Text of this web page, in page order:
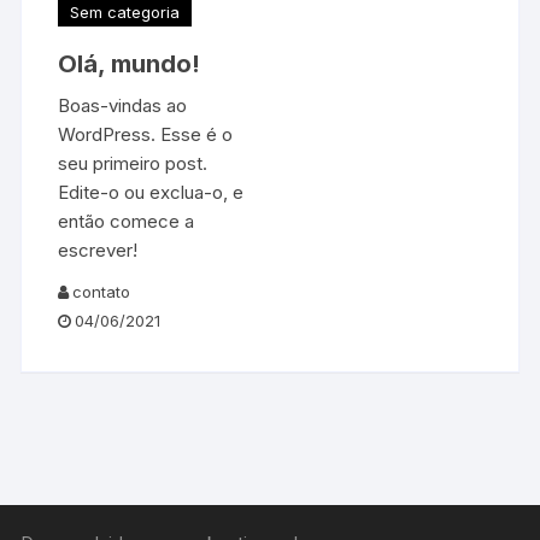
Sem categoria
Olá, mundo!
Boas-vindas ao
WordPress. Esse é o
seu primeiro post.
Edite-o ou exclua-o, e
então comece a
escrever!
contato
04/06/2021